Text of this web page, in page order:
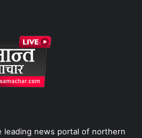
leading news portal of northern